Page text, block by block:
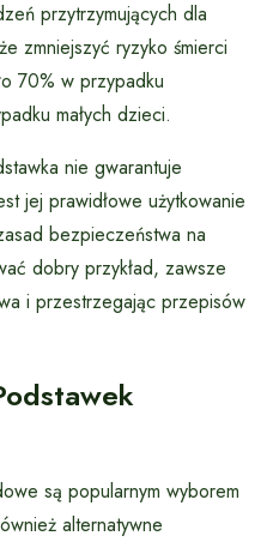
przytrzymujących dla
zmniejszyć ryzyko śmierci
70% w przypadku
małych dzieci.
nie gwarantuje
jej prawidłowe użytkowanie
bezpieczeństwa na
dobry przykład, zawsze
i przestrzegając przepisów
są popularnym wyborem
alternatywne